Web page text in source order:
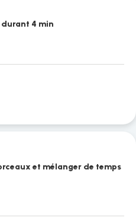
4 min
et mélanger de temps